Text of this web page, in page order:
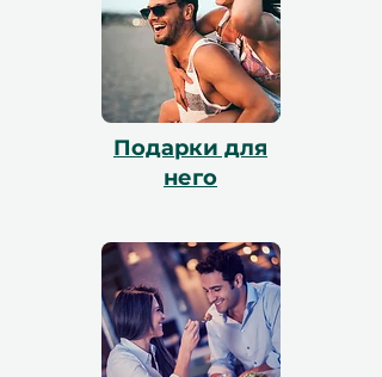
действительны в течение 12 месяцев и
включают бесплатный обмен.
Подарки для
него